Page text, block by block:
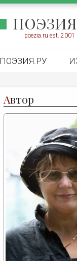
poezia.ru est. 2001
ПОЭЗИЯ.РУ
Автор